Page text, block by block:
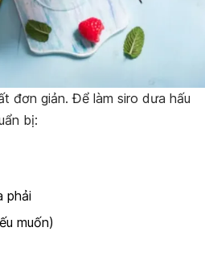
đơn giản. Để làm siro dưa hấu
bị:
phải
muốn)